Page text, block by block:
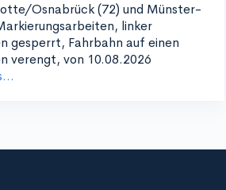
Osnabrück (72) und Münster-
linker
gesperrt, Fahrbahn auf einen
verengt, von 10.08.2026